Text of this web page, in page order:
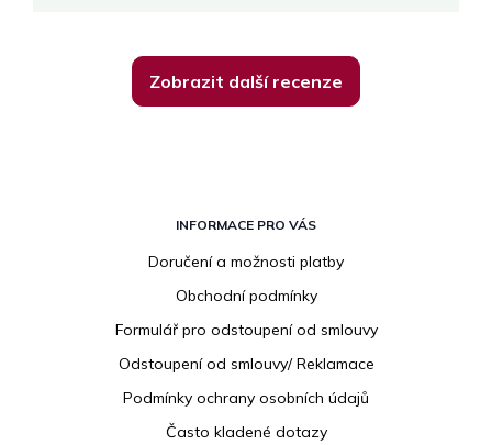
Zobrazit další recenze
INFORMACE PRO VÁS
Doručení a možnosti platby
Obchodní podmínky
Formulář pro odstoupení od smlouvy
Odstoupení od smlouvy/ Reklamace
Podmínky ochrany osobních údajů
Často kladené dotazy